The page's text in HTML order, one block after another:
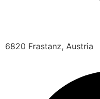
6820 Frastanz, Austria